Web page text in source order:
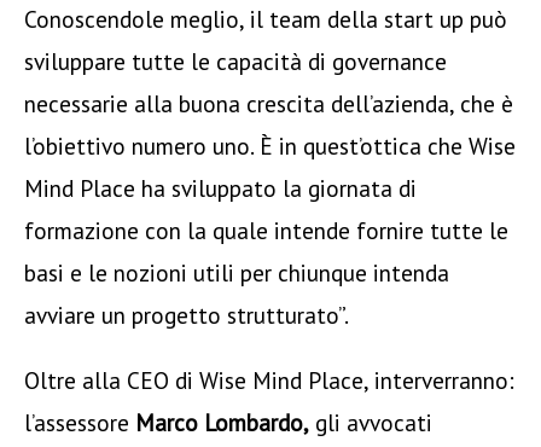
Conoscendole meglio, il team della start up può
sviluppare tutte le capacità di governance
necessarie alla buona crescita dell’azienda, che è
l’obiettivo numero uno. È in quest’ottica che Wise
Mind Place ha sviluppato la giornata di
formazione con la quale intende fornire tutte le
basi e le nozioni utili per chiunque intenda
avviare un progetto strutturato”.
Oltre alla CEO di Wise Mind Place, interverranno:
l’assessore Marco Lombardo, gli avvocati